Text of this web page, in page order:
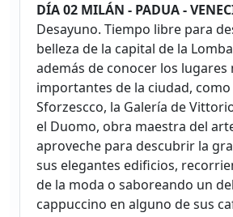
DÍA 02 MILÁN - PADUA -
Desayuno. Tiempo libre para
belleza de la capital de la
además de conocer los lugares
importantes de la ciudad, como
Sforzescco, la Galería de
el Duomo, obra maestra del
aproveche para descubrir la
sus elegantes edificios,
de la moda o saboreando un
cappuccino en alguno de sus